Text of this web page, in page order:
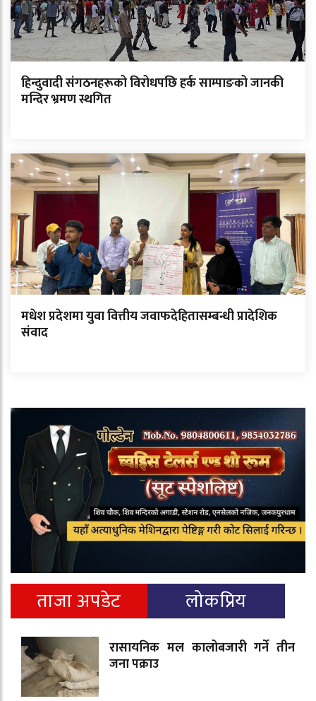
हिन्दुवादी संगठनहरूको विरोधपछि हर्क साम्पाङको जानकी
मन्दिर भ्रमण स्थगित
मधेश प्रदेशमा युवा वित्तीय जवाफदेहितासम्बन्धी प्रादेशिक
संवाद
ताजा अपडेट लोकप्रिय
रासायनिक मल कालोबजारी गर्ने तीन
जना पक्राउ